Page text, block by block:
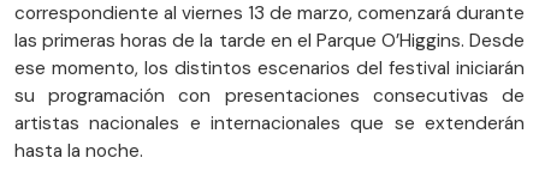
correspondiente al viernes 13 de marzo, comenzará durante
las primeras horas de la tarde en el Parque O’Higgins. Desde
ese momento, los distintos escenarios del festival iniciarán
su programación con presentaciones consecutivas de
artistas nacionales e internacionales que se extenderán
hasta la noche.